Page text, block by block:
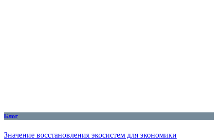
Блог
Значение восстановления экосистем для экономики